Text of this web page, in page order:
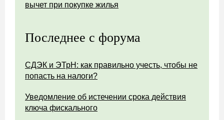
вычет при покупке жилья
Последнее с форума
СДЭК и ЭТрН: как правильно учесть, чтобы не
попасть на налоги?
Уведомление об истечении срока действия
ключа фискального